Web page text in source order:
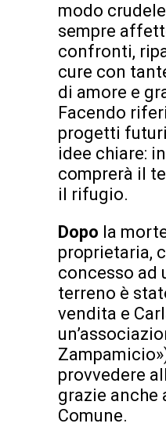
modo
sempre
confronti,
cure con
di amore e
Facendo
progetti
idee chiare:
comprerà il
il rifugio.
Dopo la
proprietaria,
concesso ad
terreno è
vendita e
provvedere
grazie anche
Comune.